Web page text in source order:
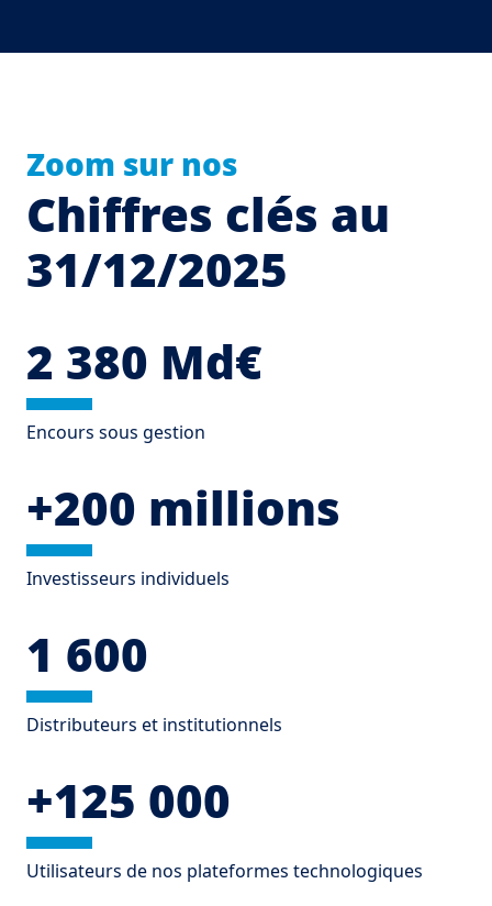
Zoom sur nos
Chiffres clés au
31/12/2025
2 380 Md€
Encours sous gestion
+200 millions
Investisseurs individuels
1 600
Distributeurs et institutionnels
+125 000
Utilisateurs de nos plateformes technologiques